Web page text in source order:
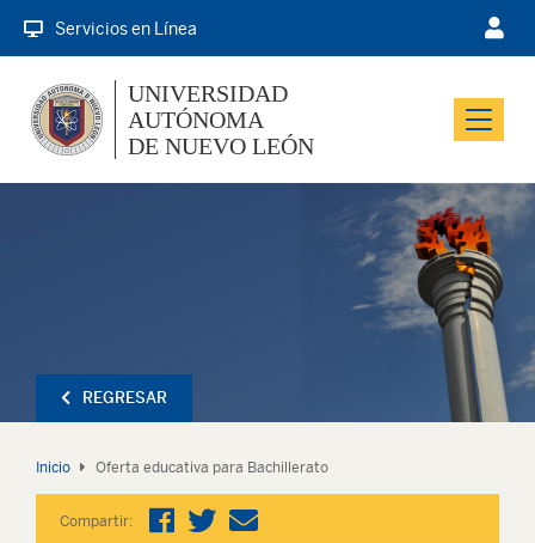
Servicios en Línea
Menu
UNIVERSIDAD
AUTÓNOMA
DE NUEVO LEÓN
REGRESAR
Inicio Oferta educativa para Bachillerato
Compartir: